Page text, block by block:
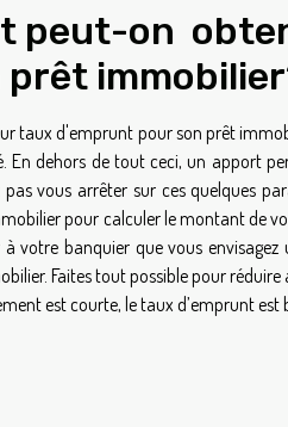
peut-on
prêt
taux d'emprunt pour son prêt
En dehors de tout ceci, un apport
vous arrêter sur ces quelques
pour calculer le montant de
votre banquier que vous
Faites tout possible pour
est courte, le taux d’emprunt est